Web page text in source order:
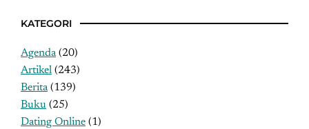
KATEGORI
Agenda(20)
Artikel (243)
Berita(139)
Buku (25)
Dating Online (1)